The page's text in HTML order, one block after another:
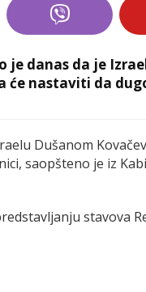
je danas da je
će nastaviti da
Dušanom
saopšteno je iz
stavova